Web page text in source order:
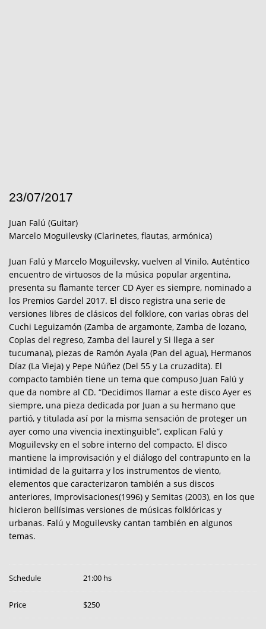
23/07/2017
Juan Falú (Guitar)
Marcelo Moguilevsky (Clarinetes, flautas, armónica)
Juan Falú y Marcelo Moguilevsky, vuelven al Vinilo. Auténtico
encuentro de virtuosos de la música popular argentina,
presenta su flamante tercer CD Ayer es siempre, nominado a
los Premios Gardel 2017. El disco registra una serie de
versiones libres de clásicos del folklore, con varias obras del
Cuchi Leguizamón (Zamba de argamonte, Zamba de lozano,
Coplas del regreso, Zamba del laurel y Si llega a ser
tucumana), piezas de Ramón Ayala (Pan del agua), Hermanos
Díaz (La Vieja) y Pepe Núñez (Del 55 y La cruzadita). El
compacto también tiene un tema que compuso Juan Falú y
que da nombre al CD. “Decidimos llamar a este disco Ayer es
siempre, una pieza dedicada por Juan a su hermano que
partió, y titulada así por la misma sensación de proteger un
ayer como una vivencia inextinguible”, explican Falú y
Moguilevsky en el sobre interno del compacto. El disco
mantiene la improvisación y el diálogo del contrapunto en la
intimidad de la guitarra y los instrumentos de viento,
elementos que caracterizaron también a sus discos
anteriores, Improvisaciones(1996) y Semitas (2003), en los que
hicieron bellísimas versiones de músicas folklóricas y
urbanas. Falú y Moguilevsky cantan también en algunos
temas.
Schedule 21:00 hs
Price $250